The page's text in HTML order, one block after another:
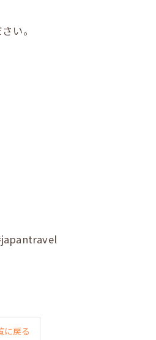
い。
に戻る